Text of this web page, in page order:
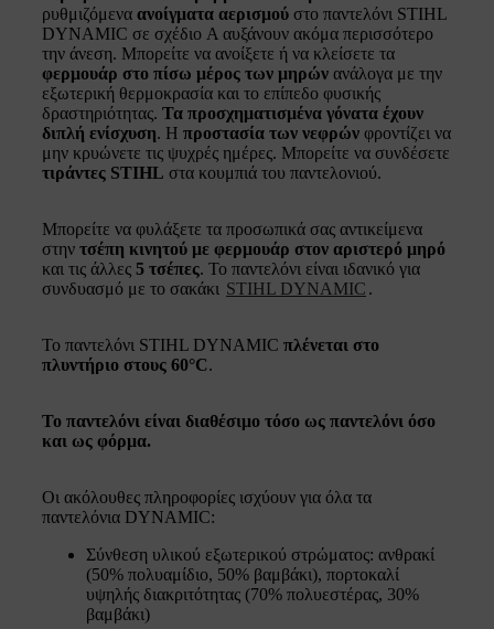
ρυθμιζόμενα ανοίγματα αερισμού στο παντελόνι STIHL
DYNAMIC σε σχέδιο A αυξάνουν ακόμα περισσότερο
την άνεση. Μπορείτε να ανοίξετε ή να κλείσετε τα
φερμουάρ στο πίσω μέρος των μηρών ανάλογα με την
εξωτερική θερμοκρασία και το επίπεδο φυσικής
δραστηριότητας. Τα προσχηματισμένα γόνατα έχουν
διπλή ενίσχυση. Η προστασία των νεφρών φροντίζει να
μην κρυώνετε τις ψυχρές ημέρες. Μπορείτε να συνδέσετε
τιράντες STIHL στα κουμπιά του παντελονιού.
Μπορείτε να φυλάξετε τα προσωπικά σας αντικείμενα
στην τσέπη κινητού με φερμουάρ στον αριστερό μηρό
και τις άλλες 5 τσέπες. Το παντελόνι είναι ιδανικό για
συνδυασμό με το σακάκι STIHL DYNAMIC .
Το παντελόνι STIHL DYNAMIC πλένεται στο
πλυντήριο στους 60°C.
Το παντελόνι είναι διαθέσιμο τόσο ως παντελόνι όσο
και ως φόρμα.
Οι ακόλουθες πληροφορίες ισχύουν για όλα τα
παντελόνια DYNAMIC:
Σύνθεση υλικού εξωτερικού στρώματος: ανθρακί
(50% πολυαμίδιο, 50% βαμβάκι), πορτοκαλί
υψηλής διακριτότητας (70% πολυεστέρας, 30%
βαμβάκι)